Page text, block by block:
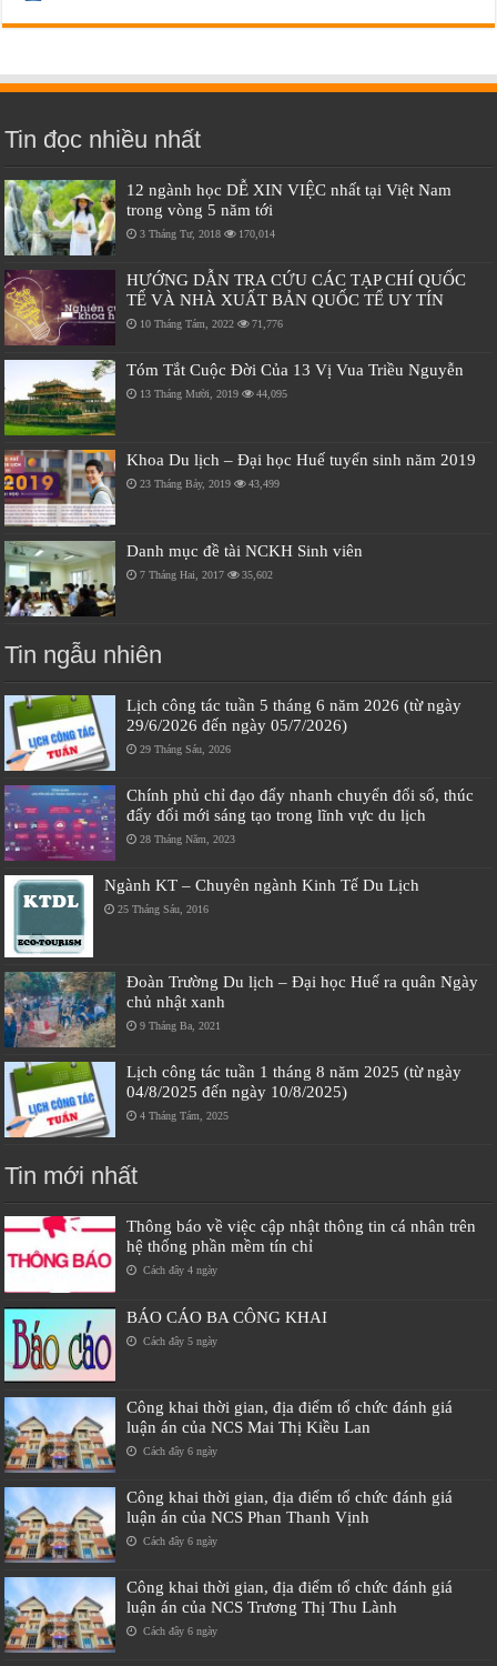
Tin đọc nhiều nhất
12 ngành học DỄ XIN VIỆC nhất tại Việt Nam
trong vòng 5 năm tới
3 Tháng Tư, 2018 170,014
HƯỚNG DẪN TRA CỨU CÁC TẠP CHÍ QUỐC
TẾ VÀ NHÀ XUẤT BẢN QUỐC TẾ UY TÍN
10 Tháng Tám, 2022 71,776
Tóm Tắt Cuộc Đời Của 13 Vị Vua Triều Nguyễn
13 Tháng Mười, 2019 44,095
Khoa Du lịch – Đại học Huế tuyển sinh năm 2019
23 Tháng Bảy, 2019 43,499
Danh mục đề tài NCKH Sinh viên
7 Tháng Hai, 2017 35,602
Tin ngẫu nhiên
Lịch công tác tuần 5 tháng 6 năm 2026 (từ ngày
29/6/2026 đến ngày 05/7/2026)
29 Tháng Sáu, 2026
Chính phủ chỉ đạo đẩy nhanh chuyển đổi số, thúc
đẩy đổi mới sáng tạo trong lĩnh vực du lịch
28 Tháng Năm, 2023
Ngành KT – Chuyên ngành Kinh Tế Du Lịch
25 Tháng Sáu, 2016
Đoàn Trường Du lịch – Đại học Huế ra quân Ngày
chủ nhật xanh
9 Tháng Ba, 2021
Lịch công tác tuần 1 tháng 8 năm 2025 (từ ngày
04/8/2025 đến ngày 10/8/2025)
4 Tháng Tám, 2025
Tin mới nhất
Thông báo về việc cập nhật thông tin cá nhân trên
hệ thống phần mềm tín chỉ
Cách đây 4 ngày
BÁO CÁO BA CÔNG KHAI
Cách đây 5 ngày
Công khai thời gian, địa điểm tổ chức đánh giá
luận án của NCS Mai Thị Kiều Lan
Cách đây 6 ngày
Công khai thời gian, địa điểm tổ chức đánh giá
luận án của NCS Phan Thanh Vịnh
Cách đây 6 ngày
Công khai thời gian, địa điểm tổ chức đánh giá
luận án của NCS Trương Thị Thu Lành
Cách đây 6 ngày